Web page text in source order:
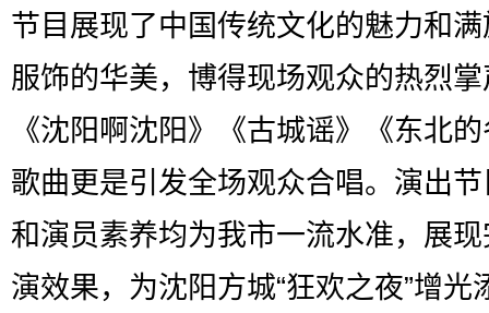
节目展现了中国传统文化的魅力和
服饰的华美，博得现场观众的热烈
《沈阳啊沈阳》《古城谣》《东北
歌曲更是引发全场观众合唱。演出
和演员素养均为我市一流水准，展
演效果，为沈阳方城“狂欢之夜”增光